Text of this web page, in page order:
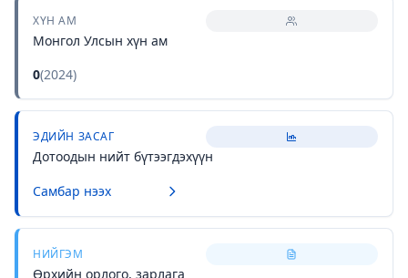
ХҮН АМ
Монгол Улсын хүн ам
0(2024)
ЭДИЙН ЗАСАГ
Дотоодын нийт бүтээгдэхүүн
Самбар нээх
НИЙГЭМ
Өрхийн орлого, зарлага